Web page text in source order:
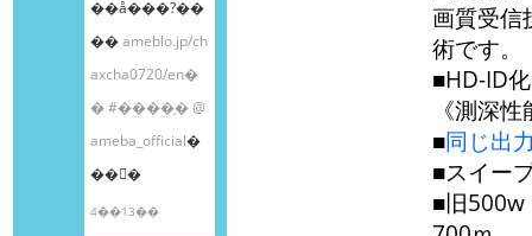
��å���?��
��ameblo.jp/ch
axcha0720/en�
�#����֥�@
ameba_official�
��󤫤�
4��13��
画質受信
術です。
■HD-ID
《測深
■同じ出
■スイー
■旧500w